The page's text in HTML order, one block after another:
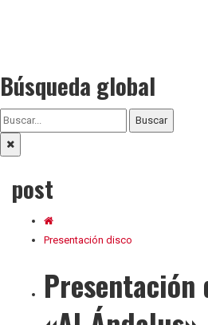
Búsqueda global
Buscar
post
Presentación disco
Presentación